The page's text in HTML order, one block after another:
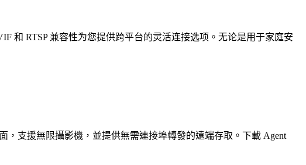
和 RTSP 兼容性为您提供跨平台的灵活连接选项。无论是用于家庭安
支援無限攝影機，並提供無需連接埠轉發的遠端存取。下載 Agent